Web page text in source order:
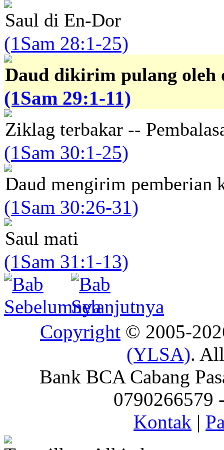
Saul di En-Dor
(1Sam 28:1-25)
Daud dikirim pulang oleh
(1Sam 29:1-11)
Ziklag terbakar --
(1Sam 30:1-25)
Daud mengirim pemberian
(1Sam 30:26-31)
Saul mati
(1Sam 31:1-13)
Copyright © 2005-
(YLSA).
Bank BCA Cabang
0790266579
Kontak |